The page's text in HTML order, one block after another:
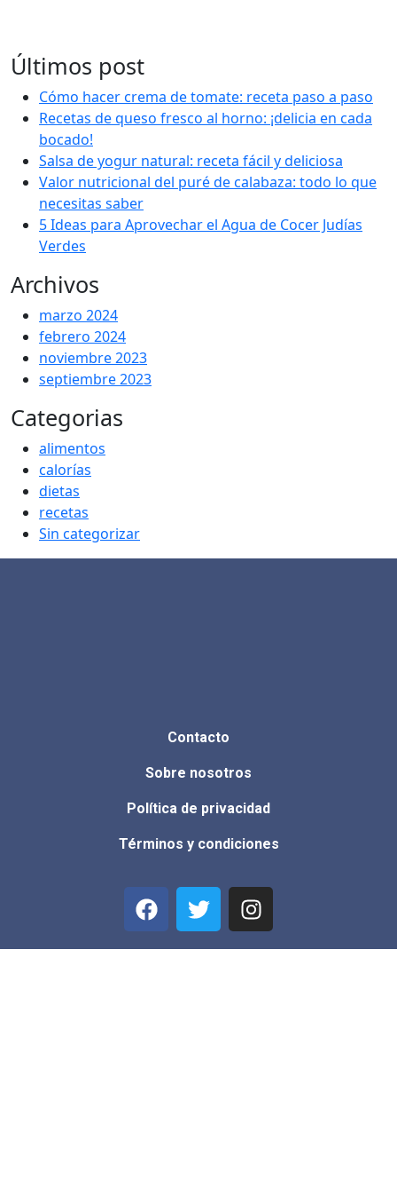
Últimos post
Cómo hacer crema de tomate: receta paso a paso
Recetas de queso fresco al horno: ¡delicia en cada
bocado!
Salsa de yogur natural: receta fácil y deliciosa
Valor nutricional del puré de calabaza: todo lo que
necesitas saber
5 Ideas para Aprovechar el Agua de Cocer Judías
Verdes
Archivos
marzo 2024
febrero 2024
noviembre 2023
septiembre 2023
Categorias
alimentos
calorías
dietas
recetas
Sin categorizar
Contacto
Sobre nosotros
Política de privacidad
Términos y condiciones